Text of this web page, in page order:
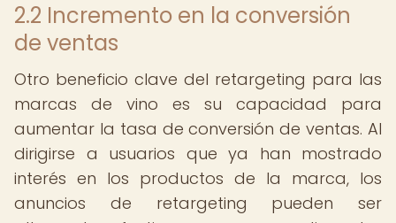
2.2 Incremento en la conversión
de ventas
Otro beneficio clave del retargeting para las
marcas de vino es su capacidad para
aumentar la tasa de conversión de ventas. Al
dirigirse a usuarios que ya han mostrado
interés en los productos de la marca, los
anuncios de retargeting pueden ser